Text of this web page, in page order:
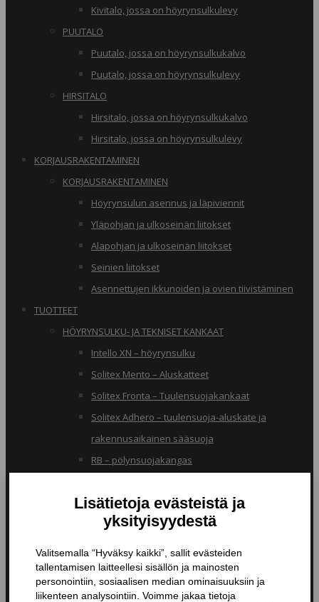
Kivitalo, jossa on höyrynsulkulevy
PUUTALO
Puutalo, jossa on höyrynsulkukalvo
Puutalo, jossa on höyrynsulkulevy
HIRSITALO
Hirsitalo, jossa on höyrynsulkukalvo
Hirsitalo, jossa on höyrynsulkulevy
KORJAUSRAKENTAMINEN
KORJAUSRAKENTAMINEN
Höyrynsulun asennus ja läpiviennit
Yläpohjan ja ulkoseinän liitokset
Alapohjan ja ulkoseinän liitokset
Seinien liitokset
Asennettujen ikkunoiden ja ovien tiivistäminen
TUOTTEET
HÖYRYNSULKU- JA TEKNISET KANKAAT
Intello XN – höyrynsulku
Solitex Mento – Aluskatteet
Solitex Fronta – Tuulensuojakankaat
Solitex Adhero – tuulensuoja-aluskate ja
rakennusaikainen sääsuoja
RB – pölynsuojakangas
Butyylinauhat ja -teipit
Liitosnauhat
Tiivistyspinnoitteet ja -massat
Tiivistysteipit